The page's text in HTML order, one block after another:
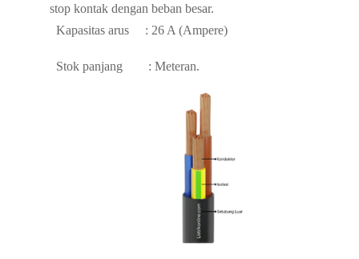
stop kontak dengan beban besar.
Kapasitas arus
: 26 A (Ampere)
Stok panjang : Meteran.